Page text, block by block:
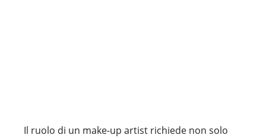
Il ruolo di un make-up artist richiede non solo